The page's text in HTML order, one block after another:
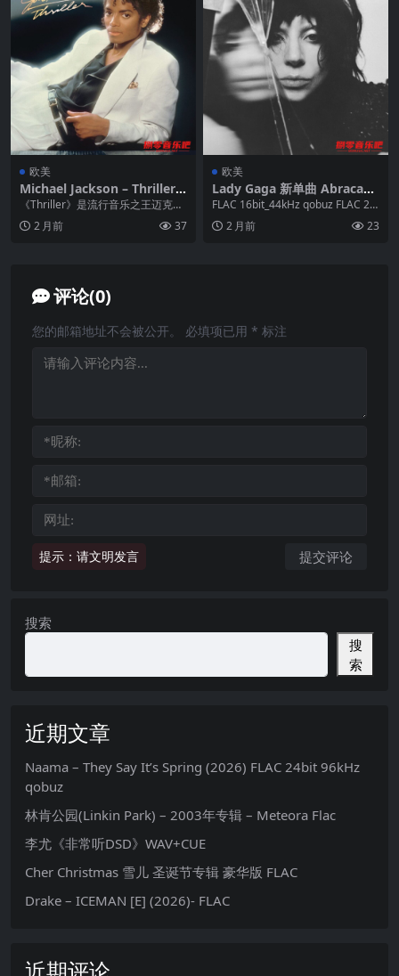
欧美
Michael Jackson – Thriller(1
982) ALAC 24bit 176.4kHz
《Thriller》是流行音乐之王迈克尔·
杰克逊于1982年发行的第六张录音
室专...2 月前 37
欧美
Lady Gaga 新单曲 Abracada
bra 2025 FLAC
FLAC 16bit_44kHz qobuz FLAC 24
bit_44kHz ...
2 月前 23
评论(0)
提示：请文明发言
您的邮箱地址不会被公开。 必填项已用 * 标注
搜索
搜
索
近期文章
Naama – They Say It’s Spring (2026) FLAC 24bit 96kHz
qobuz
林肯公园(Linkin Park) – 2003年专辑 – Meteora Flac
李尤《非常听DSD》WAV+CUE
Cher Christmas 雪儿 圣诞节专辑 豪华版 FLAC
Drake – ICEMAN [E] (2026)- FLAC